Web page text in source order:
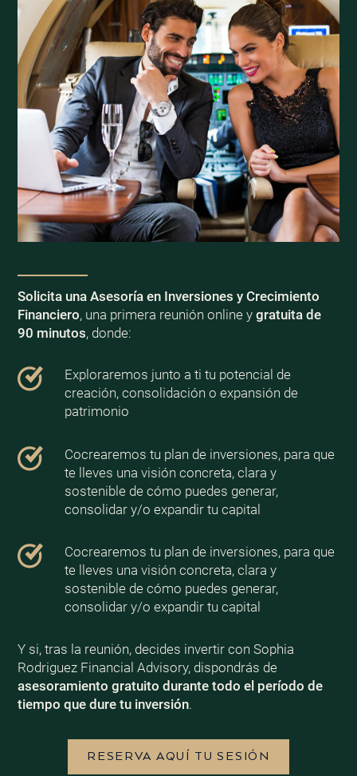
Solicita una Asesoría en Inversiones y Crecimiento
Financiero, una primera reunión online y gratuita de
90 minutos, donde:
Exploraremos junto a ti tu potencial de
creación, consolidación o expansión de
patrimonio
Cocrearemos tu plan de inversiones, para que
te lleves una visión concreta, clara y
sostenible de cómo puedes generar,
consolidar y/o expandir tu capital
Cocrearemos tu plan de inversiones, para que
te lleves una visión concreta, clara y
sostenible de cómo puedes generar,
consolidar y/o expandir tu capital
Y si, tras la reunión, decides invertir con Sophia
Rodriguez Financial Advisory, dispondrás de
asesoramiento gratuito durante todo el período de
tiempo que dure tu inversión.
RESERVA AQUÍ TU SESIÓN